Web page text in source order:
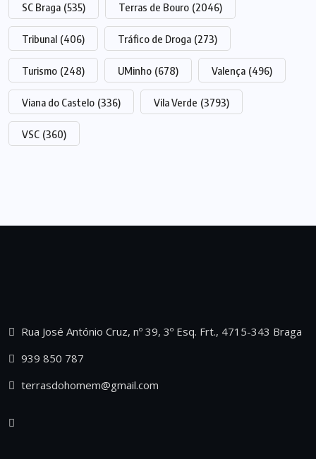
SC Braga (535) Terras de Bouro (2046)
Tribunal (406) Tráfico de Droga (273)
Turismo (248) UMinho (678) Valença (496)
Viana do Castelo (336) Vila Verde (3793)
VSC (360)
Rua José António Cruz, nº 39, 3º Esq. Frt., 4715-343 Braga
939 850 787
terrasdohomem@gmail.com